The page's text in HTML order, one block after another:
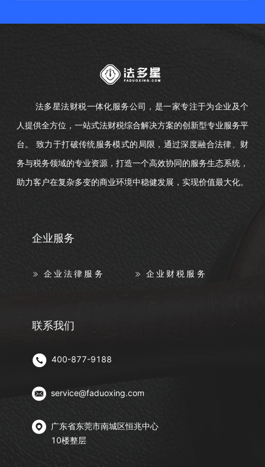
法多星法财税一体化服务公司，是一家专注于为企业及个
人提供全方位，一站式法财税综合解决方案的创新型专业服务平
台。 致力于打破传统服务模式的局限，通过深度融合法律、财
务与税务领域的专业资源，打造一个高效协同的服务生态系统，
助力客户在复杂多变的商业环境中稳健发展，实现价值最大化。
企业服务
企业法律服务 企业财税服务
联系我们
400-877-9188
service@faduoxing.com
广东省东莞市南城区恒兆中心
10楼整层